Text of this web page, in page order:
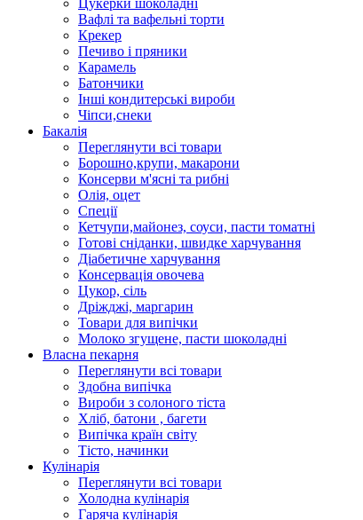
Цукерки шоколадні
Вафлі та вафельні торти
Крекер
Печиво і пряники
Карамель
Батончики
Інші кондитерські вироби
Чіпси,снеки
Бакалія
Переглянути всі товари
Борошно,крупи, макарони
Консерви м'ясні та рибні
Олія, оцет
Спеції
Кетчупи,майонез, соуси, пасти томатні
Готові сніданки, швидке харчування
Діабетичне харчування
Консервація овочева
Цукор, сіль
Дріжджі, маргарин
Товари для випічки
Молоко згущене, пасти шоколадні
Власна пекарня
Переглянути всі товари
Здобна випічка
Вироби з солоного тіста
Хліб, батони , багети
Випічка країн світу
Тісто, начинки
Кулінарія
Переглянути всі товари
Холодна кулінарія
Гаряча кулінарія